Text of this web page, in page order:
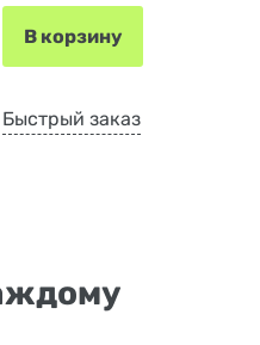
В корзину
Быстрый заказ